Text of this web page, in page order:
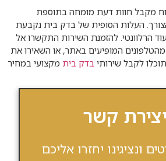
מקבל חוות דעת מומחה בתוספת
העלות הסופית של בדק בית נקבעת
הרלוונטי. להזמנת השירות התקשרו אל
המופיעים באתר, או השאירו את
לקבל שירותי בדק בית מקצועי במחיר
קשר
ונציגינו יחזרו אליכם